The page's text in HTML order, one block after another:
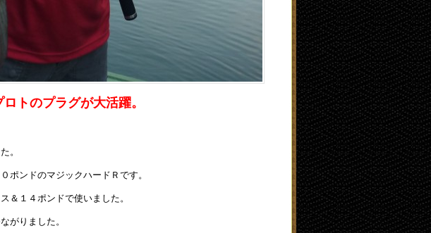
トのプラグが大活躍。
。
ポンドのマジックハードＲです。
＆１４ポンドで使いました。
がりました。